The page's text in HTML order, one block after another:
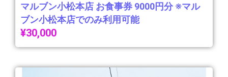
マルブン小松本店 お食事券 9000円分 ※マル
ブン小松本店でのみ利用可能
¥30,000